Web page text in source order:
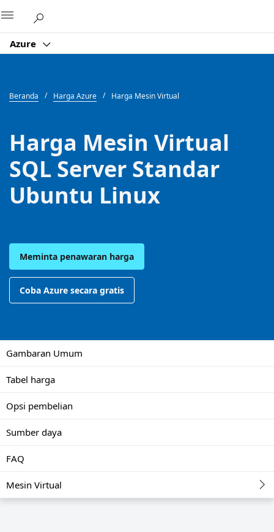
Azure
Beranda Harga Azure Harga Mesin Virtual
Harga Mesin Virtual
SQL Server Standar
Ubuntu Linux
Meminta penawaran harga
Coba Azure secara gratis
Gambaran Umum
Tabel harga
Opsi pembelian
Sumber daya
FAQ
Mesin Virtual